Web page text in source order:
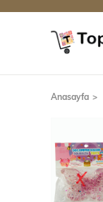
Anasayfa